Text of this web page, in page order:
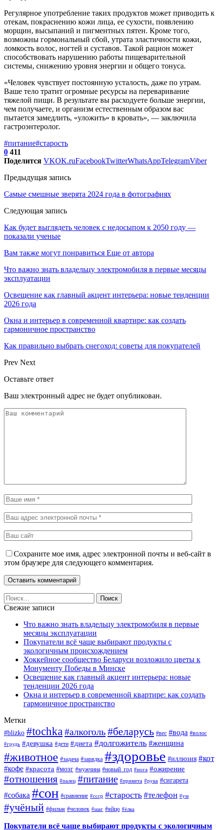
Регулярное употребление таких продуктов может приводить к
отекам, покраснению кожи лица, ее сухости, появлению
морщин, высыпаний и пигментных пятен. Кроме того,
возможны гормональный сбой, утрата эластичности кожи,
ломкость волос, ногтей и суставов. Такой рацион может
способствовать нарушению работы пищеварительной
системы, снижению уровня энергии и общего тонуса.
«Человек чувствует постоянную усталость, даже по утрам.
Ваше тело тратит огромные ресурсы на переваривание
тяжелой пищи. В результате вы расходуете больше энергии,
чем получаете, и организм естественным образом вас
пытается замедлить, «уложить» в кровать», — заключила
гастроэнтеролог.
#питание#старость
0 411
Поделится VKOK.ruFacebookTwitterWhatsAppTelegramViber
Предыдущая запись
Самые смешные зверята 2024 года в фотографиях
Следующая запись
Как будет выглядеть человек с недосыпом к 2050 году —
показали ученые
Вам также могут понравиться Еще от автора
Что важно знать владельцу электромобиля в первые месяцы
эксплуатации
Освещение как главный акцент интерьера: новые тенденции
2026 года
Окна и интерьер в современной квартире: как создать
гармоничное пространство
Как правильно выбрать снегоход: советы для покупателей
Prev Next
Оставьте ответ
Ваш электронный адрес не будет опубликован.
Сохраните мое имя, адрес электронной почты и веб-сайт в
этом браузере для следующего комментария.
Свежие записи
Что важно знать владельцу электромобиля в первые
месяцы эксплуатации
Покупатели всё чаще выбирают продукты с
экологичным происхождением
Хоккейное сообщество Беларуси возложило цветы к
Монументу Победы в Минске
Освещение как главный акцент интерьера: новые
тенденции 2026 года
Окна и интерьер в современной квартире: как создать
гармоничное пространство
Метки
#blizko #tochka #алкоголь#беларусь #вес #вода #волос
#грудь #девушка #дети #диета #долгожитель #женщина
#животное #задача #зарядка #здоровье #иллюзия #кот
#кофе #красота #мозг #мужчина #новый_год #нога #ожирение
#отношения #палец #питание #примета #рука #сигарета
#собака #сон #сравнение #ссср #старость #телефон #ум
#учёный #фильм #человек #шаг #яйцо #ёлка
Покупатели всё чаще выбирают продукты с экологичным